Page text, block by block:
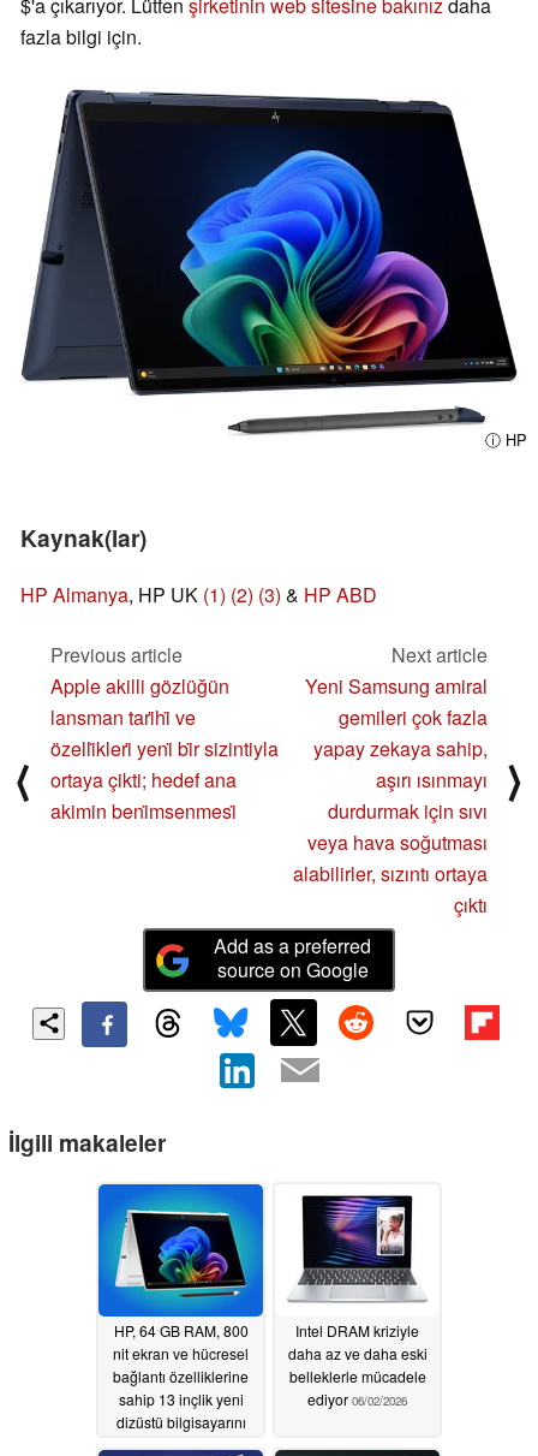
fazla bilgi için.
ⓘ HP
Kaynak(lar)
HP Almanya, HP UK (1) (2) (3) & HP ABD
⟨
Previous article
Apple akilli gözlüğün
lansman tari̇hi̇ ve
özelli̇kleri̇ yeni̇ bi̇r sizintiyla
ortaya çikti; hedef ana
akimin beni̇msenmesi̇
Next article
Yeni Samsung amiral
gemileri çok fazla
yapay zekaya sahip,
aşırı ısınmayı
durdurmak için sıvı
veya hava soğutması
alabilirler, sızıntı ortaya
çıktı
⟩
Add as a preferred
source on Google
İlgili makaleler
HP, 64 GB RAM, 800
nit ekran ve hücresel
bağlantı özelliklerine
sahip 13 inçlik yeni
dizüstü bilgisayarını
Intel DRAM kriziyle
daha az ve daha eski
belleklerle mücadele
ediyor 06/02/2026